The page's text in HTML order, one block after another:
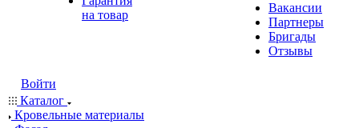
на товар
Вакансии
Партнеры
Бригады
Отзывы
Войти
Каталог
Кровельные материалы